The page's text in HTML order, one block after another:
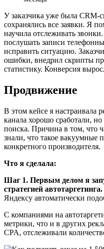
У заказчика уже была CRM-
сохранялись все заявки. Я
научила отслеживать
послушать записи
исправить ситуацию.
ошибки, внедрил скрипты
статистику. Конверсия
Продвижение
В этом кейсе я настраивала
канала хорошо сработали,
поиска. Причина в том, что
знали, что такое вакуумные
конкретного производителя.
Что я сделала:
Шаг 1. Первым делом я
стратегией автотаргетинга.
Яндексу автоматически
С компаниями на
метрики, что и в других
CPA, отслеживали